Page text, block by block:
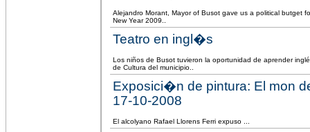
Alejandro Morant, Mayor of Busot gave us a political butget
New Year 2009..
Teatro en ingl�s
Los niños de Busot tuvieron la oportunidad de aprender
de Cultura del municipio..
Exposici�n de pintura: El mon
17-10-2008
El alcolyano Rafael Llorens Ferri expuso ...